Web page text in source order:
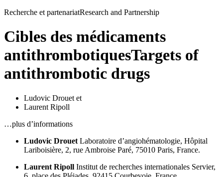
Recherche et partenariatResearch and Partnership
Cibles des médicaments
antithrombotiquesTargets of
antithrombotic drugs
Ludovic Drouet et
Laurent Ripoll
…plus d’informations
Ludovic Drouet Laboratoire d’angiohématologie, Hôpital
Lariboisière, 2, rue Ambroise Paré, 75010 Paris, France.
Laurent Ripoll Institut de recherches internationales Servier,